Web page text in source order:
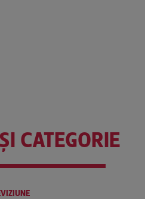
CATEGORIE